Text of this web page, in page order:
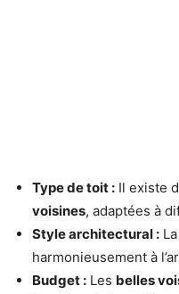
Type de toit : Il existe
voisines, adaptées à
Style architectural : La
harmonieusement à
Budget : Les belles